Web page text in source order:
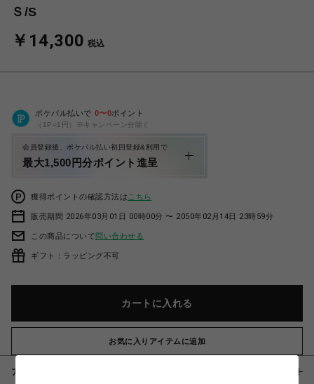
Ｓ/S
￥14,300 税込
ポケパル払いで 0〜0ポイント
（1P=1円）※キャンペーン分除く
会員登録後、ポケパル払い初回登録&利用で
最大1,500円分ポイント進呈
獲得ポイントの確認方法は こちら
販売期間 2026年03月01日 00時00分 〜 2050年02月14日 23時59分
この商品について問い合わせる
ギフト：ラッピング不可
カートに入れる
お気に入りアイテムに追加
アイテム説明 / 素材